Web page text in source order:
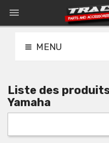

MENU
Liste des
Yamaha